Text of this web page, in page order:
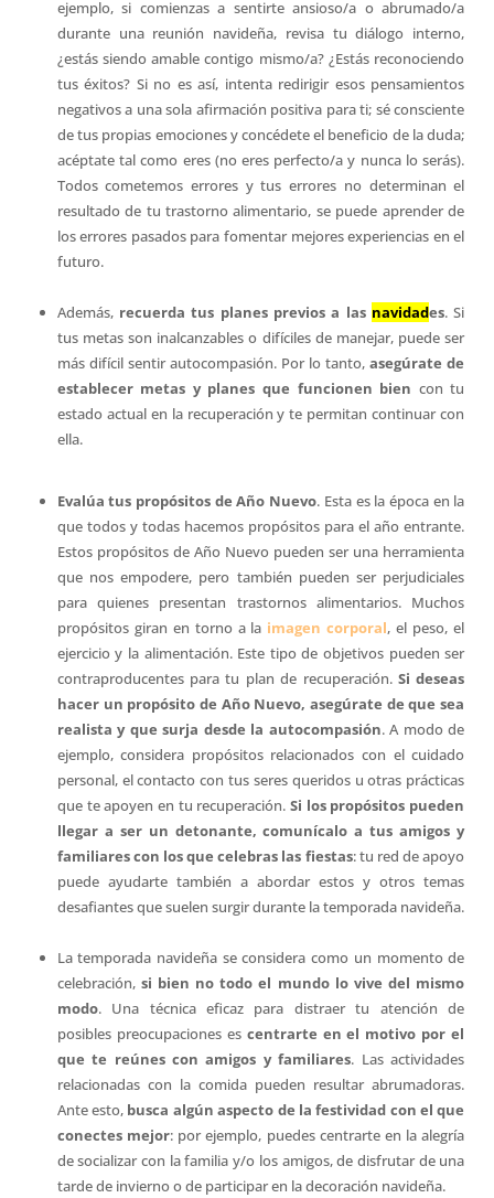
ejemplo, si comienzas a sentirte ansioso/a o abrumado/a
durante una reunión navideña, revisa tu diálogo interno,
¿estás siendo amable contigo mismo/a? ¿Estás reconociendo
tus éxitos? Si no es así, intenta redirigir esos pensamientos
negativos a una sola afirmación positiva para ti; sé consciente
de tus propias emociones y concédete el beneficio de la duda;
acéptate tal como eres (no eres perfecto/a y nunca lo serás).
Todos cometemos errores y tus errores no determinan el
resultado de tu trastorno alimentario, se puede aprender de
los errores pasados para fomentar mejores experiencias en el
futuro.
Además, recuerda tus planes previos a las navidades. Si
tus metas son inalcanzables o difíciles de manejar, puede ser
más difícil sentir autocompasión. Por lo tanto,asegúrate de
establecer metas y planes que funcionen bien con tu
estado actual en la recuperación y te permitan continuar con
ella.
Evalúa tus propósitos de Año Nuevo. Esta es la época en la
que todos y todas hacemos propósitos para el año entrante.
Estos propósitos de Año Nuevo pueden ser una herramienta
que nos empodere, pero también pueden ser perjudiciales
para quienes presentan trastornos alimentarios. Muchos
propósitos giran en torno a la imagen corporal, el peso, el
ejercicio y la alimentación. Este tipo de objetivos pueden ser
contraproducentes para tu plan de recuperación. Si deseas
hacer un propósito de Año Nuevo, asegúrate de que sea
realista y que surja desde la autocompasión. A modo de
ejemplo, considera propósitos relacionados con el cuidado
personal, el contacto con tus seres queridos u otras prácticas
que te apoyen en tu recuperación.Si los propósitos pueden
llegar a ser un detonante, comunícalo a tus amigos y
familiares con los que celebras las fiestas: tu red de apoyo
puede ayudarte también a abordar estos y otros temas
desafiantes que suelen surgir durante la temporada navideña.
La temporada navideña se considera como un momento de
celebración, si bien no todo el mundo lo vive del mismo
modo. Una técnica eficaz para distraer tu atención de
posibles preocupaciones es centrarte en el motivo por el
que te reúnes con amigos y familiares. Las actividades
relacionadas con la comida pueden resultar abrumadoras.
Ante esto, busca algún aspecto de la festividad con el que
conectes mejor: por ejemplo, puedes centrarte en la alegría
de socializar con la familia y/o los amigos, de disfrutar de una
tarde de invierno o de participar en la decoración navideña.